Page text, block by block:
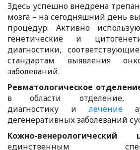
Здесь успешно внедрена
мозга – на сегодняшний день
процедур. Активно
генетические и
диагностики,
стандартам выявления
заболеваний.
Ревматологическое
в области отделение,
диагностику илечение
дегенеративных заболеваний
Кожно-венерологический
единственным